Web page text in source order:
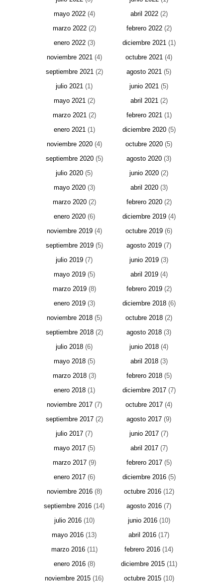
mayo 2022(4) abril 2022(2)
marzo 2022(2) febrero 2022(2)
enero 2022(3) diciembre 2021(1)
noviembre 2021(4) octubre 2021 (4)
septiembre 2021(2) agosto 2021 (5)
julio 2021 (1) junio 2021 (5)
mayo 2021(2) abril 2021(2)
marzo 2021(2) febrero 2021(1)
enero 2021(1) diciembre 2020(5)
noviembre 2020(4) octubre 2020 (5)
septiembre 2020(5) agosto 2020 (3)
julio 2020 (5) junio 2020 (2)
mayo 2020(3) abril 2020(3)
marzo 2020(2) febrero 2020(2)
enero 2020(6) diciembre 2019(4)
noviembre 2019(4) octubre 2019 (6)
septiembre 2019(5) agosto 2019 (7)
julio 2019 (7) junio 2019 (3)
mayo 2019(5) abril 2019(4)
marzo 2019(8) febrero 2019(2)
enero 2019(3) diciembre 2018(6)
noviembre 2018(5) octubre 2018 (2)
septiembre 2018(2) agosto 2018 (3)
julio 2018 (6) junio 2018 (4)
mayo 2018(5) abril 2018(3)
marzo 2018(3) febrero 2018(5)
enero 2018(1) diciembre 2017(7)
noviembre 2017(7) octubre 2017 (4)
septiembre 2017(2) agosto 2017 (9)
julio 2017 (7) junio 2017 (7)
mayo 2017(5) abril 2017(7)
marzo 2017(9) febrero 2017(5)
enero 2017(6) diciembre 2016(5)
noviembre 2016(8) octubre 2016(12)
septiembre 2016 (14) agosto 2016 (7)
julio 2016(10) junio 2016(10)
mayo 2016 (13) abril 2016 (17)
marzo 2016(11) febrero 2016 (14)
enero 2016(8) diciembre 2015(11)
noviembre 2015 (16) octubre 2015(10)